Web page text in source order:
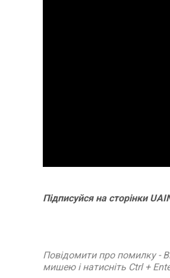
Підписуйся на сторінки
Повідомити про помилку -
мишею і натисніть Ctrl +